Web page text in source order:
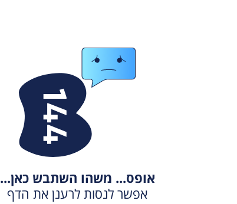
אופס... משהו השתבש כאן...
אפשר לנסות לרענן את הדף